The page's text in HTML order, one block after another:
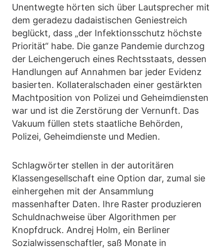
Unentwegte hörten sich über Lautsprecher mit
dem geradezu dadaistischen Geniestreich
beglückt, dass „der Infektionsschutz höchste
Priorität“ habe. Die ganze Pandemie durchzog
der Leichengeruch eines Rechtsstaats, dessen
Handlungen auf Annahmen bar jeder Evidenz
basierten. Kollateralschaden einer gestärkten
Machtposition von Polizei und Geheimdiensten
war und ist die Zerstörung der Vernunft. Das
Vakuum füllen stets staatliche Behörden,
Polizei, Geheimdienste und Medien.
Schlagwörter stellen in der autoritären
Klassengesellschaft eine Option dar, zumal sie
einhergehen mit der Ansammlung
massenhafter Daten. Ihre Raster produzieren
Schuldnachweise über Algorithmen per
Knopfdruck. Andrej Holm, ein Berliner
Sozialwissenschaftler, saß Monate in